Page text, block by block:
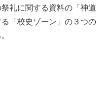
礼に関する資料の「神道
「校史ゾーン」の３つの